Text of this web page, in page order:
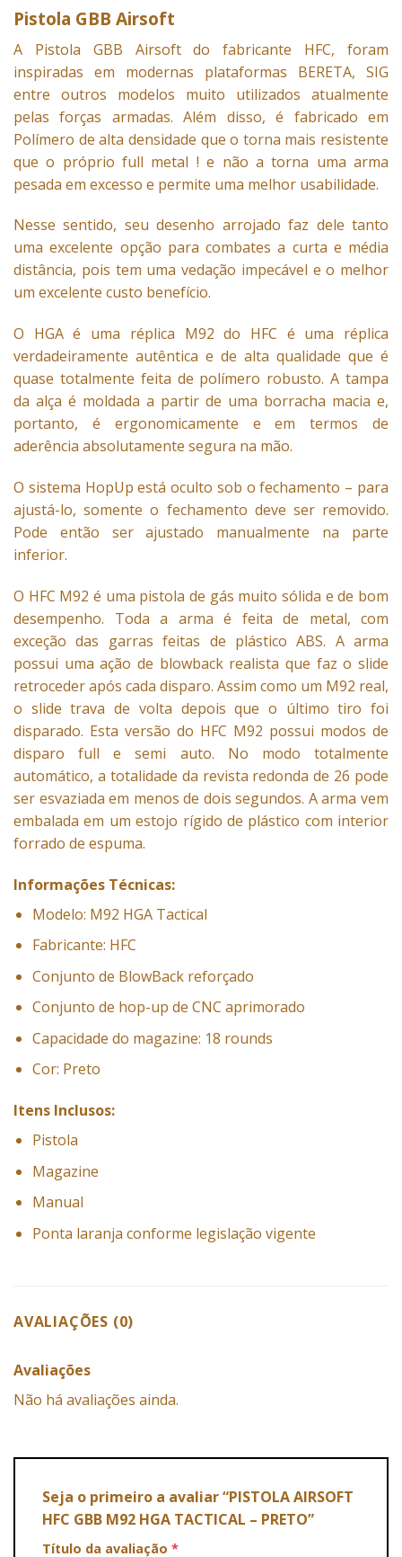
Pistola GBB Airsoft
A Pistola GBB Airsoft do fabricante HFC, foram
inspiradas em modernas plataformas BERETA, SIG
entre outros modelos muito utilizados atualmente
pelas forças armadas. Além disso, é fabricado em
Polímero de alta densidade que o torna mais resistente
que o próprio full metal ! e não a torna uma arma
pesada em excesso e permite uma melhor usabilidade.
Nesse sentido, seu desenho arrojado faz dele tanto
uma excelente opção para combates a curta e média
distância, pois tem uma vedação impecável e o melhor
um excelente custo benefício.
O HGA é uma réplica M92 do HFC é uma réplica
verdadeiramente autêntica e de alta qualidade que é
quase totalmente feita de polímero robusto. A tampa
da alça é moldada a partir de uma borracha macia e,
portanto, é ergonomicamente e em termos de
aderência absolutamente segura na mão.
O sistema HopUp está oculto sob o fechamento – para
ajustá-lo, somente o fechamento deve ser removido.
Pode então ser ajustado manualmente na parte
inferior.
O HFC M92 é uma pistola de gás muito sólida e de bom
desempenho. Toda a arma é feita de metal, com
exceção das garras feitas de plástico ABS. A arma
possui uma ação de blowback realista que faz o slide
retroceder após cada disparo. Assim como um M92 real,
o slide trava de volta depois que o último tiro foi
disparado. Esta versão do HFC M92 possui modos de
disparo full e semi auto. No modo totalmente
automático, a totalidade da revista redonda de 26 pode
ser esvaziada em menos de dois segundos. A arma vem
embalada em um estojo rígido de plástico com interior
forrado de espuma.
Informações Técnicas:
Modelo: M92 HGA Tactical
Fabricante: HFC
Conjunto de BlowBack reforçado
Conjunto de hop-up de CNC aprimorado
Capacidade do magazine: 18 rounds
Cor: Preto
Itens Inclusos:
Pistola
Magazine
Manual
Ponta laranja conforme legislação vigente
AVALIAÇÕES (0)
Avaliações
Não há avaliações ainda.
Seja o primeiro a avaliar “PISTOLA AIRSOFT
HFC GBB M92 HGA TACTICAL – PRETO”
Título da avaliação *